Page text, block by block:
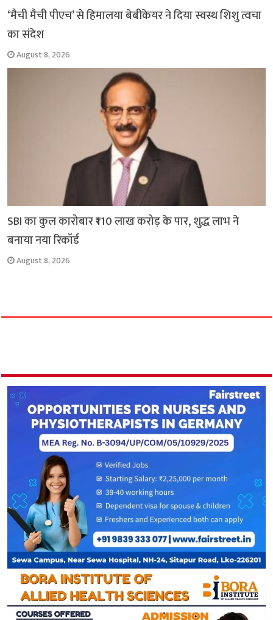
‘मैची मैची पीएच’ से हिमालया बेबीकेयर ने दिया स्वस्थ शिशु त्वचा
का संदेश
August 8, 2026
SBI का कुल कारोबार ₹110 लाख करोड़ के पार, शुद्ध लाभ ने
बनाया नया रिकॉर्ड
August 8, 2026